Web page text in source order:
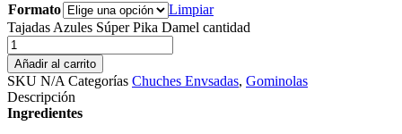
Formato
Limpiar
Tajadas Azules Súper Pika Damel cantidad
Añadir al carrito
SKU N/A Categorías Chuches Envsadas, Gominolas
Descripción
Ingredientes